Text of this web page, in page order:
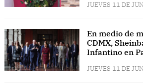
JUEVES 11 DE
En medio de
CDMX,
Infantino en
JUEVES 11 DE